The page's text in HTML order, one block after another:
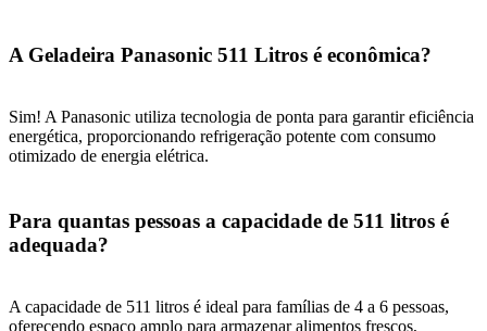
A Geladeira Panasonic 511 Litros é econômica?
Sim! A Panasonic utiliza tecnologia de ponta para garantir eficiência
energética, proporcionando refrigeração potente com consumo
otimizado de energia elétrica.
Para quantas pessoas a capacidade de 511 litros é
adequada?
A capacidade de 511 litros é ideal para famílias de 4 a 6 pessoas,
oferecendo espaço amplo para armazenar alimentos frescos,